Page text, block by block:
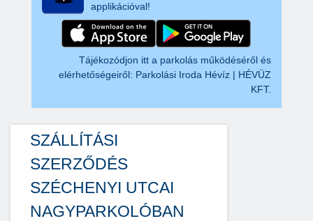
applikációval!
Tájékozódjon itt a parkolás működéséről és
elérhetőségeiről: Parkolási Iroda Hévíz | HÉVÜZ
KFT.
SZÁLLÍTÁSI
SZERZŐDÉS
SZÉCHENYI UTCAI
NAGYPARKOLÓBAN